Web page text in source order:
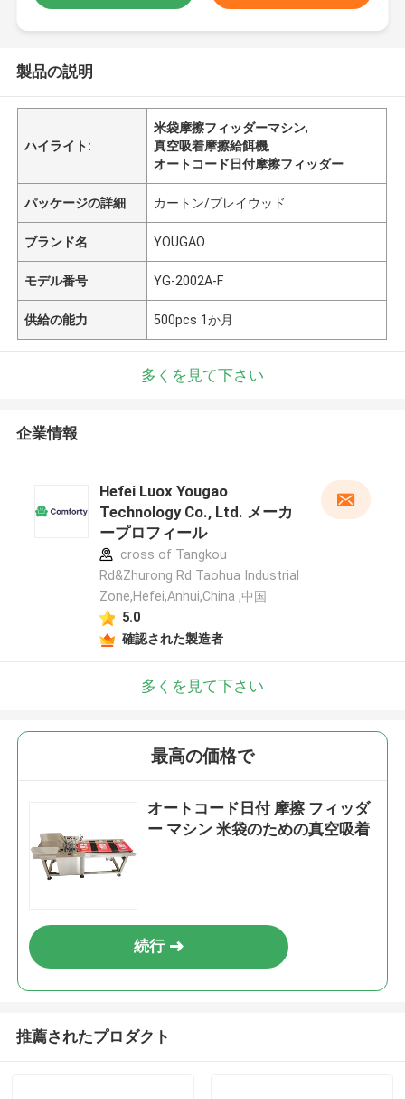
製品の説明
ハイライト:
米袋摩擦フィッダーマシン,
真空吸着摩擦給餌機,
オートコード日付摩擦フィッダー
パッケージの詳細 カートン/プレイウッド
ブランド名 YOUGAO
モデル番号 YG-2002A-F
供給の能力 500pcs 1か月
多くを見て下さい
企業情報
Hefei Luox Yougao
Technology Co., Ltd. メーカ
ープロフィール
cross of Tangkou
Rd&Zhurong Rd Taohua Industrial
Zone,Hefei,Anhui,China ,中国
5.0
確認された製造者
多くを見て下さい
最高の価格で
オートコード日付 摩擦 フィッダ
ー マシン 米袋のための真空吸着
続行
推薦されたプロダクト